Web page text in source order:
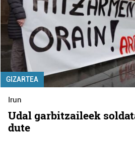
GIZARTEA
Irun
Udal garbitzaileek
dute